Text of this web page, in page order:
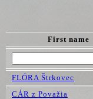
First name
FLÓRA Štrkovec
CÁR z Považia